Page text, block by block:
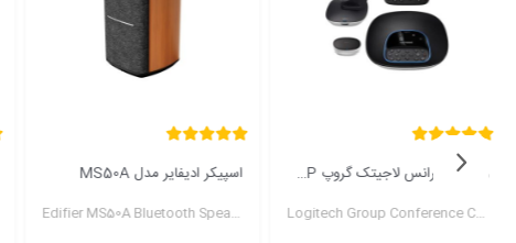
ویدئو کنفرانس لاجیتک گروپ Logitech GROUP
Logitech Group Conference Cam
اسپیکر ادیفایر مدل MS50A
Edifier MS50A Bluetooth Speaker